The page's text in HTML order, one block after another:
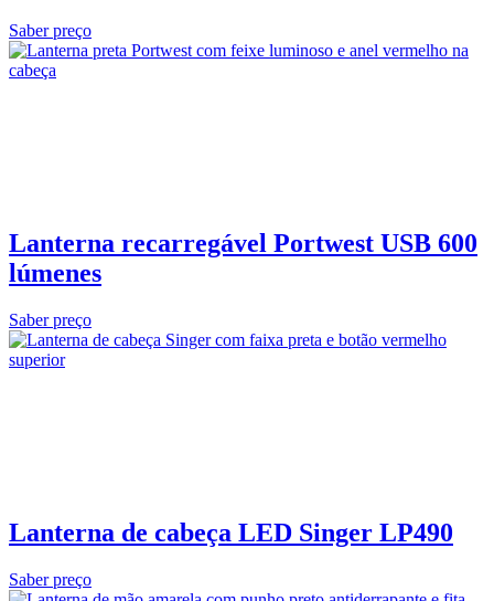
Saber preço
Lanterna recarregável Portwest USB 600
lúmenes
Saber preço
Lanterna de cabeça LED Singer LP490
Saber preço